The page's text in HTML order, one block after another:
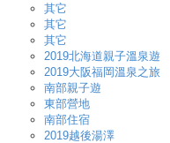
其它
其它
其它
2019北海道親子溫泉遊
2019大阪福岡溫泉之旅
南部親子遊
東部營地
南部住宿
2019越後湯澤